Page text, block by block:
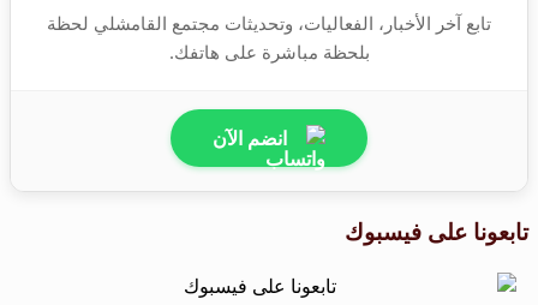
تابع آخر الأخبار، الفعاليات، وتحديثات مجتمع القامشلي لحظة
بلحظة مباشرة على هاتفك.
انضم الآن
تابعونا على فيسبوك